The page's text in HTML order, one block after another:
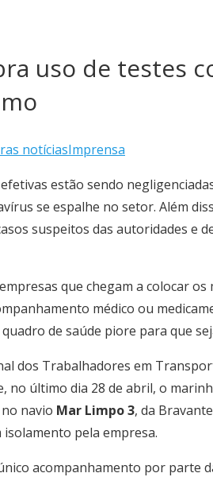
uso de testes
notíciasImprensa
estão sendo
se espalhe no setor. Além
suspeitos das autoridades e
que chegam a colocar
médico ou
de saúde piore para que
dos Trabalhadores em
no último dia 28 de abril, o
navio Mar Limpo 3, da
pela empresa.
acompanhamento por parte